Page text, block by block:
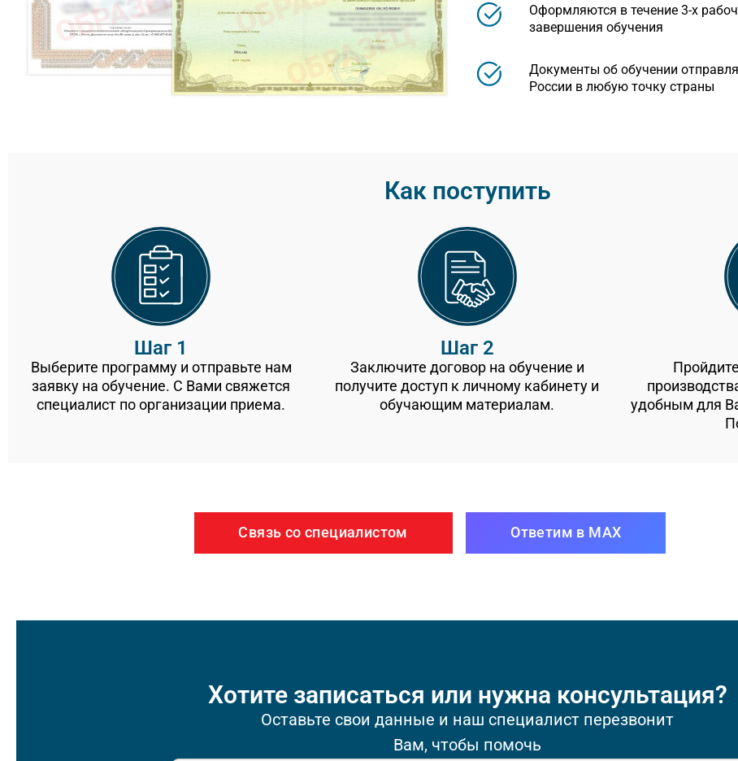
Оформляются в течение 3-х
завершения обучения
Документы об обучении
России в любую точку страны
Как поступить
Шаг 1
Выберите программу и отправьте нам
заявку на обучение. С Вами свяжется
специалист по организации приема.
Шаг 2
Заключите договор на обучение и
получите доступ к личному кабинету и
обучающим материалам.
удобным для
Связь со специалистом Ответим в MAX
Хотите записаться или нужна консультация?
Оставьте свои данные и наш специалист перезвонит
Вам, чтобы помочь